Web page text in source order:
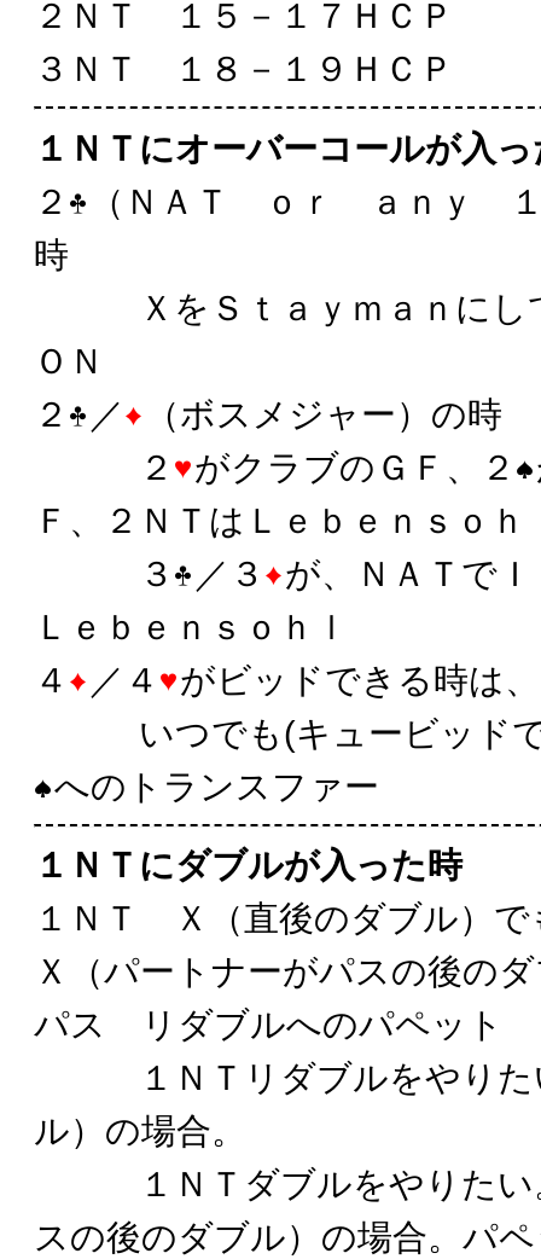
２ＮＴ １５－１７ＨＣＰ
３ＮＴ １８－１９ＨＣＰ
１ＮＴにオーバーコールが入
２
（ＮＡＴ ｏｒ ａｎｙ
時
ＸをＳｔａｙｍａｎにし
ＯＮ
２
／
（ボスメジャー）の時
２
がクラブのＧＦ、２
Ｆ、２ＮＴはＬｅｂｅｎｓｏｈ
３
／３
が、ＮＡＴでＩ
Ｌｅｂｅｎｓｏｈｌ
４
／４
がビッドできる時は、
いつでも(キュービッドで
へのトランスファー
１ＮＴにダブルが入った時
１ＮＴ Ｘ（直後のダブル
Ｘ（パートナーがパスの後の
パス リダブルへのパペット
１ＮＴリダブルをやりた
ル）の場合。
１ＮＴダブルをやりたい
スの後のダブル）の場合。パ